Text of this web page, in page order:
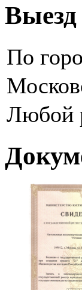
Выезд
По
Любой